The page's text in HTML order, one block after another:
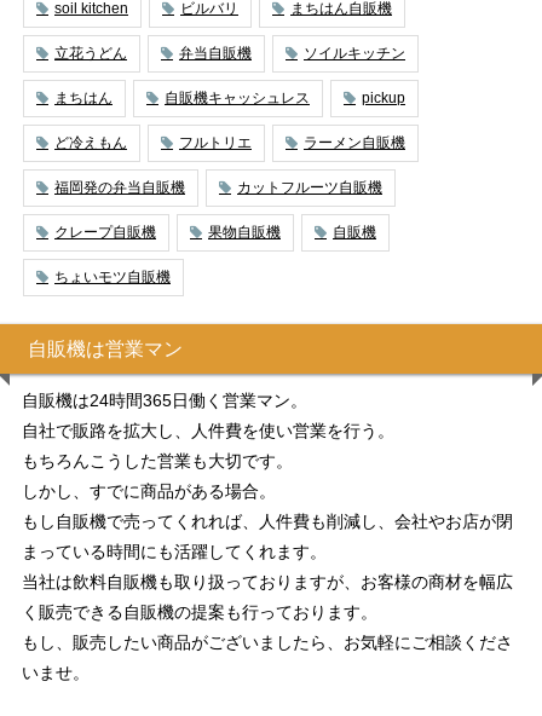
soil kitchen ビルバリ まちはん自販機
立花うどん 弁当自販機 ソイルキッチン
まちはん 自販機キャッシュレス pickup
ど冷えもん フルトリエ ラーメン自販機
福岡発の弁当自販機 カットフルーツ自販機
クレープ自販機 果物自販機 自販機
ちょいモツ自販機
自販機は営業マン
自販機は24時間365日働く営業マン。
自社で販路を拡大し、人件費を使い営業を行う。
もちろんこうした営業も大切です。
しかし、すでに商品がある場合。
もし自販機で売ってくれれば、人件費も削減し、会社やお店が閉
まっている時間にも活躍してくれます。
当社は飲料自販機も取り扱っておりますが、お客様の商材を幅広
く販売できる自販機の提案も行っております。
もし、販売したい商品がございましたら、お気軽にご相談くださ
いませ。